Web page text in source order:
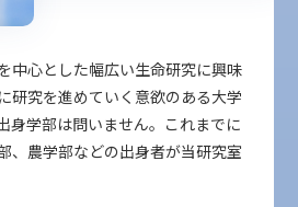
中心とした幅広い生命研究に興味
研究を進めていく意欲のある大学
身学部は問いません。これまでに
、農学部などの出身者が当研究室